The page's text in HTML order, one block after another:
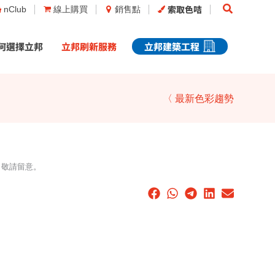
nClub 線上購買 銷售點 索取色咭 Search
選擇立邦 立邦刷新服務 立邦建築工程
〈 最新色彩趨勢
請留意。